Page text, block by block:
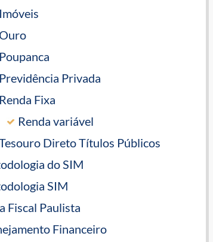
Imóveis
Ouro
Poupanca
Previdência Privada
Renda Fixa
Renda variável
Direto Títulos Públicos
do SIM
SIM
Fiscal Paulista
Financeiro